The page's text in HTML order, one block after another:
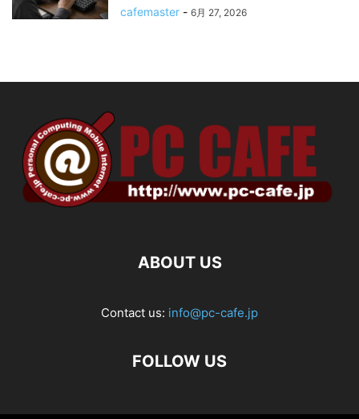
cafemaster - 6月 27, 2026
ABOUT US
Contact us: info@pc-cafe.jp
FOLLOW US